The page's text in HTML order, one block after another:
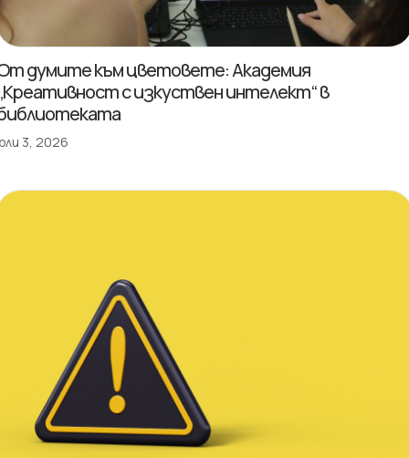
думите към цветовете: Академия
с изкуствен интелект“ в
3, 2026